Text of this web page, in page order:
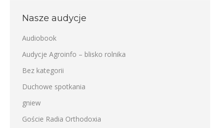
Nasze audycje
Audiobook
Audycje Agroinfo – blisko rolnika
Bez kategorii
Duchowe spotkania
gniew
Goście Radia Orthodoxia